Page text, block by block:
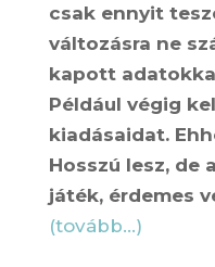
csak ennyit
változásra ne
kapott
Például végig
kiadásaidat.
Hosszú lesz, de
játék, érdemes
(tovább…)